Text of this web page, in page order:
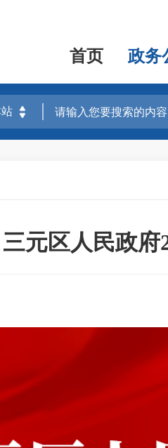
首页 政务
元区人民政府